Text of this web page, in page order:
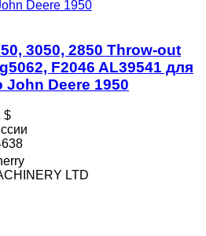
Deere 1950
3050, 2850 Throw-out
F2046 AL39541 для
John Deere 1950
$
LTD